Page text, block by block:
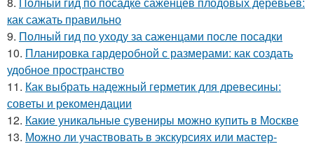
как сажать правильно
9. Полный гид по уходу за саженцами после посадки
10. Планировка гардеробной с размерами: как создать
удобное пространство
11. Как выбрать надежный герметик для древесины:
советы и рекомендации
12. Какие уникальные сувениры можно купить в Москве
13. Можно ли участвовать в экскурсиях или мастер-